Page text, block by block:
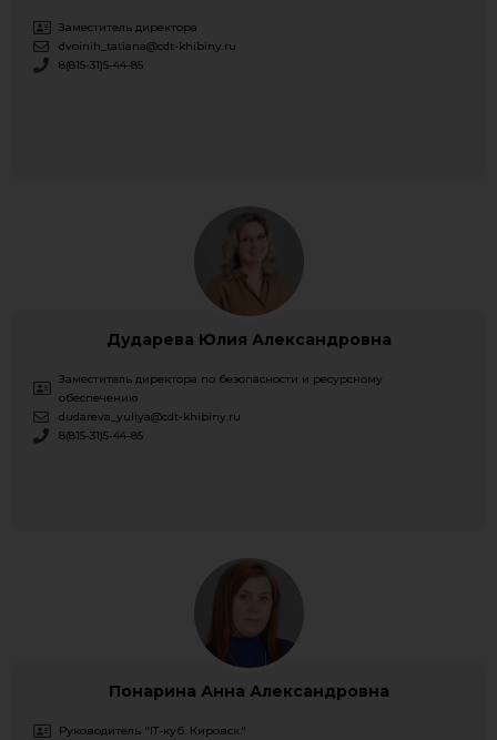
Заместитель директора
dvoinih_tatiana@cdt-khibiny.ru
8(815-31)5-44-85
Дударева Юлия Александровна
Заместитель директора по безопасности и ресурсному
обеспечению
dudareva_yuliya@cdt-khibiny.ru
8(815-31)5-44-85
Понарина Анна Александровна​
Руководитель "IT-куб. Кировск."